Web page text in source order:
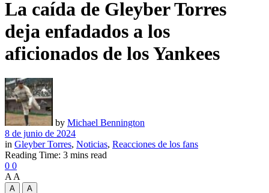
La caída de Gleyber Torres
deja enfadados a los
aficionados de los Yankees
by Michael Bennington
8 de junio de 2024
in Gleyber Torres, Noticias, Reacciones de los fans
Reading Time: 3 mins read
0 0
A A
A
A